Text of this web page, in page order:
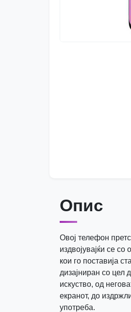
Опис
Овој телефон
издвојувајќи се
кои го поставија
дизајниран со цел
искуство, од
екранот, до
употреба.